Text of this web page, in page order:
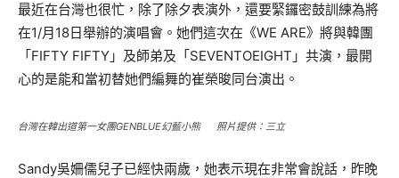
最近在台灣也很忙，除了除夕表演外，還要緊鑼密鼓訓練為將
在1/月18日舉辦的演唱會。她們這次在《WE ARE》將與韓團
「FIFTY FIFTY」及師弟及「SEVENTOEIGHT」共演，最開
心的是能和當初替她們編舞的崔榮晙同台演出。
台灣在韓出道第一女團GENBLUE幻藍小熊 照片提供：三立
Sandy吳姍儒兒子已經快兩歲，她表示現在非常會說話，昨晚